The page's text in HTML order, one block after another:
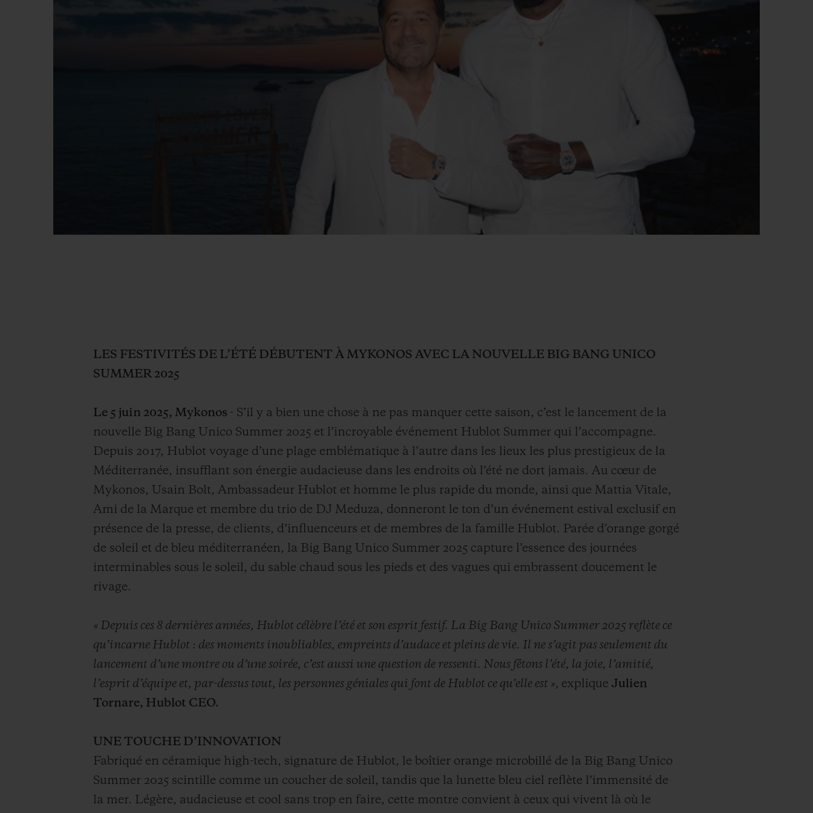
LES FESTIVITÉS DE L’ÉTÉ DÉBUTENT À MYKONOS AVEC LA NOUVELLE BIG BANG UNICO
SUMMER 2025
Le 5 juin 2025, Mykonos - S’il y a bien une chose à ne pas manquer cette saison, c’est le lancement de la
nouvelle Big Bang Unico Summer 2025 et l’incroyable événement Hublot Summer qui l’accompagne.
Depuis 2017, Hublot voyage d’une plage emblématique à l’autre dans les lieux les plus prestigieux de la
Méditerranée, insufflant son énergie audacieuse dans les endroits où l’été ne dort jamais. Au cœur de
Mykonos, Usain Bolt, Ambassadeur Hublot et homme le plus rapide du monde, ainsi que Mattia Vitale,
Ami de la Marque et membre du trio de DJ Meduza, donneront le ton d’un événement estival exclusif en
présence de la presse, de clients, d’influenceurs et de membres de la famille Hublot. Parée d’orange gorgé
de soleil et de bleu méditerranéen, la Big Bang Unico Summer 2025 capture l’essence des journées
interminables sous le soleil, du sable chaud sous les pieds et des vagues qui embrassent doucement le
rivage.
« Depuis ces 8 dernières années, Hublot célèbre l’été et son esprit festif. La Big Bang Unico Summer 2025 reflète ce
qu’incarne Hublot : des moments inoubliables, empreints d’audace et pleins de vie. Il ne s’agit pas seulement du
lancement d’une montre ou d’une soirée, c’est aussi une question de ressenti. Nous fêtons l’été, la joie, l’amitié,
l’esprit d’équipe et, par-dessus tout, les personnes géniales qui font de Hublot ce qu’elle est », expliqueJulien
Tornare, Hublot CEO.
UNE TOUCHE D’INNOVATION
Fabriqué en céramique high-tech, signature de Hublot, le boîtier orange microbillé de la Big Bang Unico
Summer 2025 scintille comme un coucher de soleil, tandis que la lunette bleu ciel reflète l’immensité de
la mer. Légère, audacieuse et cool sans trop en faire, cette montre convient à ceux qui vivent là où le
SPIRIT OF BIG BANG
NOUS CONTACTER